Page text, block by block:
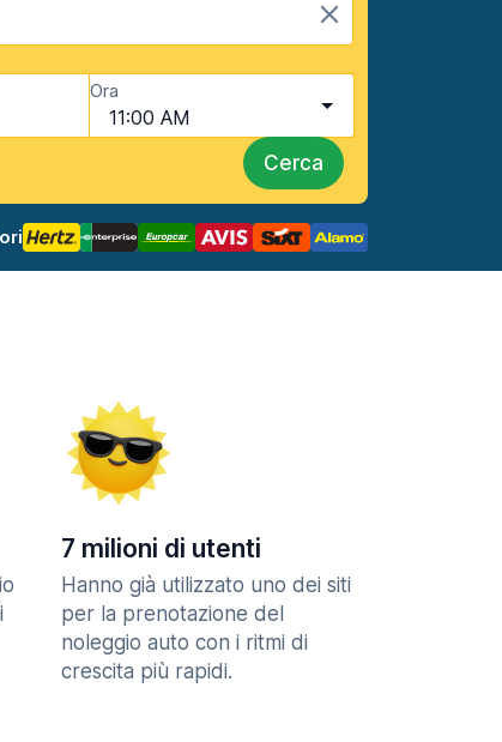
Ora
11:00 AM
Cerca
7 milioni di utenti
Hanno già utilizzato uno dei siti
per la prenotazione del
noleggio auto con i ritmi di
crescita più rapidi.